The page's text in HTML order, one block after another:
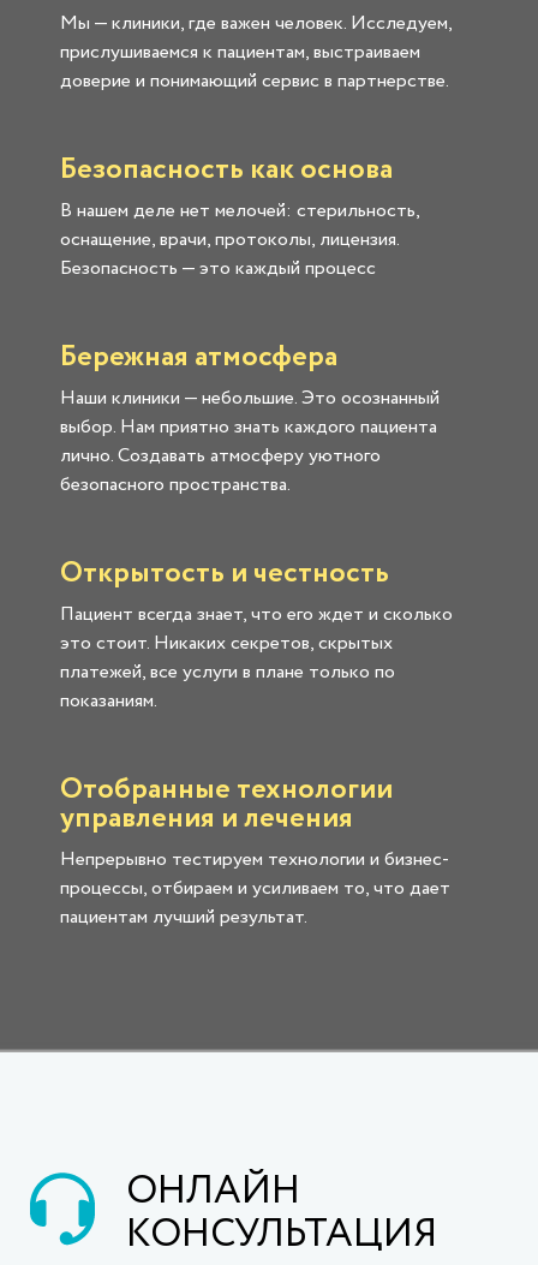
Мы — клиники, где важен человек. Исследуем,
прислушиваемся к пациентам, выстраиваем
доверие и понимающий сервис в партнерстве.
Безопасность как основа
В нашем деле нет мелочей: стерильность,
оснащение, врачи, протоколы, лицензия.
Безопасность — это каждый процесс
Бережная атмосфера
Наши клиники — небольшие. Это осознанный
выбор. Нам приятно знать каждого пациента
лично. Создавать атмосферу уютного
безопасного пространства.
Открытость и честность
Пациент всегда знает, что его ждет и сколько
это стоит. Никаких секретов, скрытых
платежей, все услуги в плане только по
показаниям.
Отобранные технологии
управления и лечения
Непрерывно тестируем технологии и бизнес-
процессы, отбираем и усиливаем то, что дает
пациентам лучший результат.
ОНЛАЙН
КОНСУЛЬТАЦИЯ